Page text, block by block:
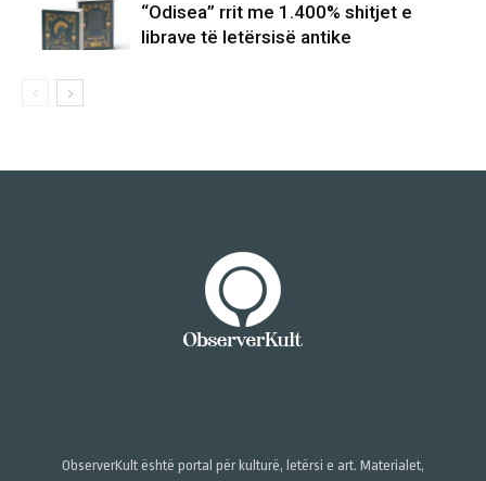
“Odisea” rrit me 1.400% shitjet e
librave të letërsisë antike
ObserverKult është portal për kulturë, letërsi e art. Materialet,